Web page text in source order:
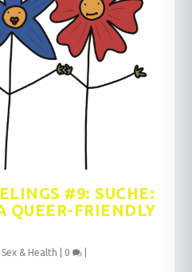
#9: SUCHE:
QUEER-FRIENDLY
Sex & Health 0